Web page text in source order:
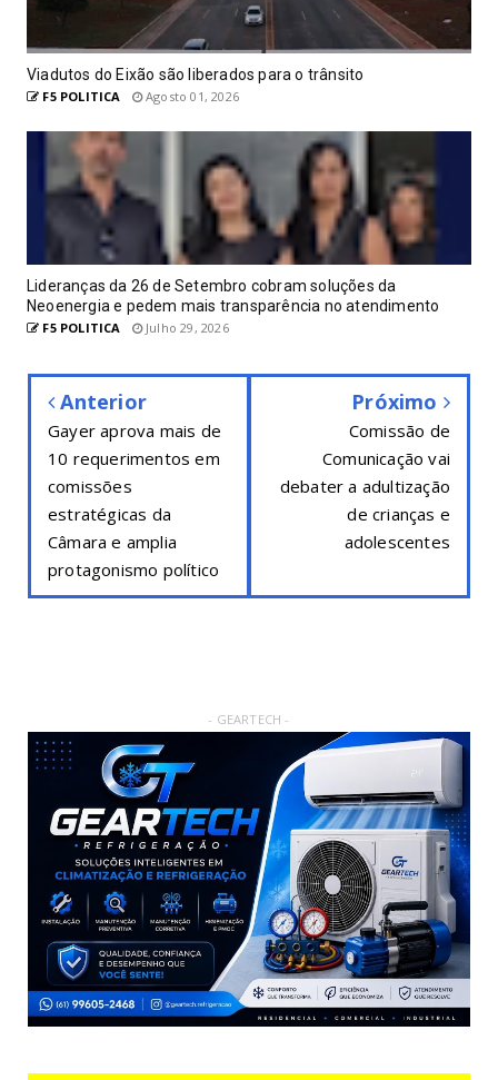
Viadutos do Eixão são liberados para o trânsito
F5 POLITICA Agosto 01, 2026
Lideranças da 26 de Setembro cobram soluções da
Neoenergia e pedem mais transparência no atendimento
F5 POLITICA Julho 29, 2026
Anterior
Gayer aprova mais de
10 requerimentos em
comissões
estratégicas da
Câmara e amplia
protagonismo político
Próximo
Comissão de
Comunicação vai
debater a adultização
de crianças e
adolescentes
- GEARTECH -